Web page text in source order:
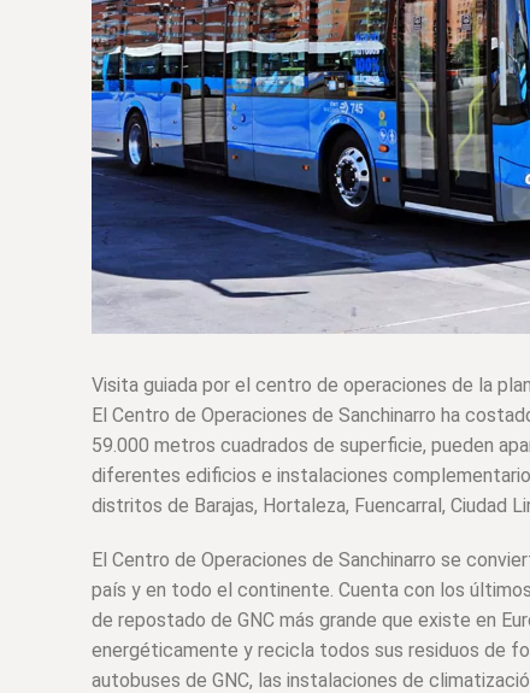
Visita guiada por el centro de operaciones de la
El Centro de Operaciones de Sanchinarro ha
59.000 metros cuadrados de superficie, pueden
diferentes edificios e instalaciones
distritos de Barajas, Hortaleza, Fuencarral, Ciudad
El Centro de Operaciones de Sanchinarro se
país y en todo el continente. Cuenta con los
de repostado de GNC más grande que existe en
energéticamente y recicla todos sus residuos de
autobuses de GNC, las instalaciones de